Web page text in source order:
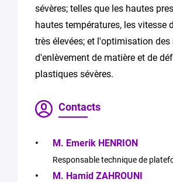
sévères; telles que les hautes
hautes températures, les vitesse
très élevées; et l'optimisation des
d'enlèvement de matière et de
plastiques sévères.
Contacts
M. Emerik HENRION
Responsable technique de
M. Hamid ZAHROUNI